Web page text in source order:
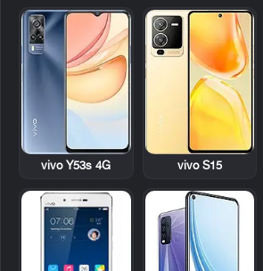
vivo S15
vivo Y53s 4G